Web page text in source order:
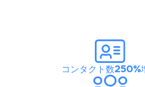
コンタクト数250%